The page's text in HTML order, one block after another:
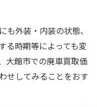
外装・内装の状態、
る時期等によっても変
大館市での廃車買取価
せしてみることをおす